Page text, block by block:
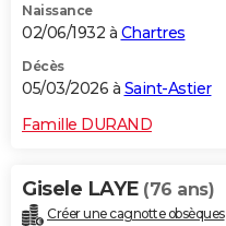
Naissance
02/06/1932 à Chartres
Décès
05/03/2026 à Saint-Astier
Famille DURAND
Gisele LAYE (76 ans)
Créer une cagnotte obsèques